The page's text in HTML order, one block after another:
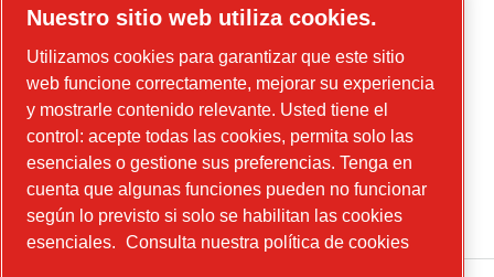
power-technique.cp.com
Instagram
Facebook
Linkedin
YouTube
Nuestro sitio web utiliza cookies.
Utilizamos cookies para garantizar que este sitio
web funcione correctamente, mejorar su experiencia
y mostrarle contenido relevante. Usted tiene el
control: acepte todas las cookies, permita solo las
esenciales o gestione sus preferencias. Tenga en
cuenta que algunas funciones pueden no funcionar
según lo previsto si solo se habilitan las cookies
esenciales. Consulta nuestra política de cookies